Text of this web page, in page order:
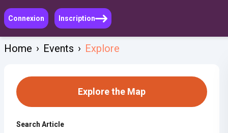
Connexion Inscription
Home › Events › Explore
Explore the Map
Search Article